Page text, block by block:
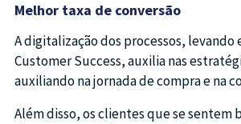
Melhor taxa de conversão
A digitalização dos processos, levando
Customer Success, auxilia nas
auxiliando na jornada de compra e na
Além disso, os clientes que se sentem